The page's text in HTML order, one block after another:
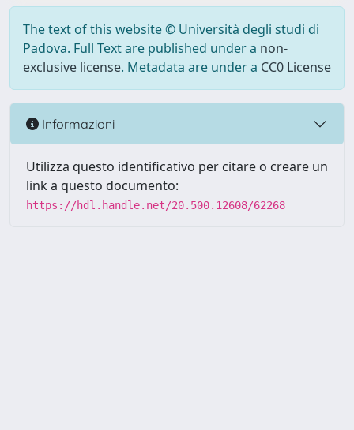
The text of this website © Università degli studi di
Padova. Full Text are published under a non-
exclusive license. Metadata are under a CC0 License
Informazioni
Utilizza questo identificativo per citare o creare un
link a questo documento:
https://hdl.handle.net/20.500.12608/62268